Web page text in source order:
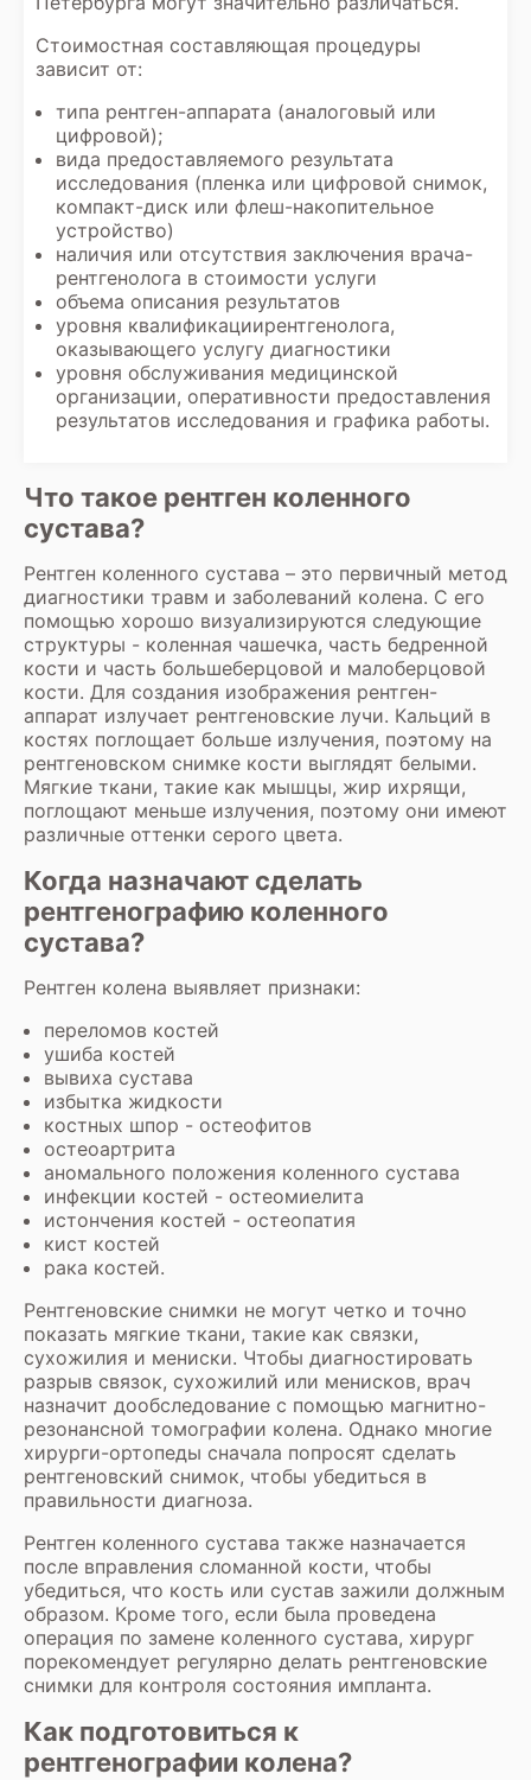
Стоимостная составляющая процедуры
зависит от:
типа рентген-аппарата (аналоговый или
цифровой);
вида предоставляемого результата
исследования (пленка или цифровой снимок,
компакт-диск или флеш-накопительное
устройство)
наличия или отсутствия заключения врача-
рентгенолога в стоимости услуги
объема описания результатов
уровня квалификациирентгенолога,
оказывающего услугу диагностики
уровня обслуживания медицинской
организации, оперативности предоставления
результатов исследования и графика работы.
Что такое рентген коленного
сустава?
Рентген коленного сустава – это первичный метод
диагностики травм и заболеваний колена. С его
помощью хорошо визуализируются следующие
структуры - коленная чашечка, часть бедренной
кости и часть большеберцовой и малоберцовой
кости. Для создания изображения рентген-
аппарат излучает рентгеновские лучи. Кальций в
костях поглощает больше излучения, поэтому на
рентгеновском снимке кости выглядят белыми.
Мягкие ткани, такие как мышцы, жир ихрящи,
поглощают меньше излучения, поэтому они имеют
различные оттенки серого цвета.
Когда назначают сделать
рентгенографию коленного
сустава?
Рентген колена выявляет признаки:
переломов костей
ушиба костей
вывиха сустава
избытка жидкости
костных шпор - остеофитов
остеоартрита
аномального положения коленного сустава
инфекции костей - остеомиелита
истончения костей - остеопатия
кист костей
рака костей.
Рентгеновские снимки не могут четко и точно
показать мягкие ткани, такие как связки,
сухожилия и мениски. Чтобы диагностировать
разрыв связок, сухожилий или менисков, врач
назначит дообследование с помощью магнитно-
резонансной томографии колена. Однако многие
хирурги-ортопеды сначала попросят сделать
рентгеновский снимок, чтобы убедиться в
правильности диагноза.
Рентген коленного сустава также назначается
после вправления сломанной кости, чтобы
убедиться, что кость или сустав зажили должным
образом. Кроме того, если была проведена
операция по замене коленного сустава, хирург
порекомендует регулярно делать рентгеновские
снимки для контроля состояния импланта.
Как подготовиться к
рентгенографии колена?